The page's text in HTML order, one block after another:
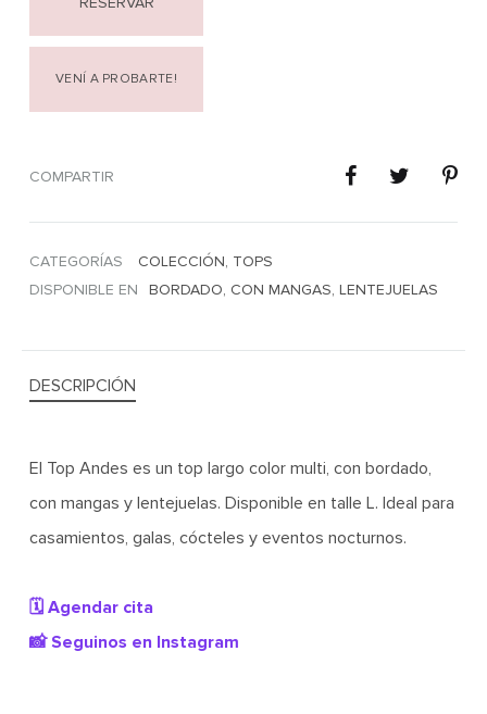
VENÍ A PROBARTE!
COMPARTIR
CATEGORÍAS COLECCIÓN, TOPS
DISPONIBLE EN
BORDADO, CON MANGAS, LENTEJUELAS
DESCRIPCIÓN
El Top Andes es un top largo color multi, con bordado,
con mangas y lentejuelas. Disponible en talle L. Ideal para
casamientos, galas, cócteles y eventos nocturnos.
🗓️ Agendar cita
📸 Seguinos en Instagram